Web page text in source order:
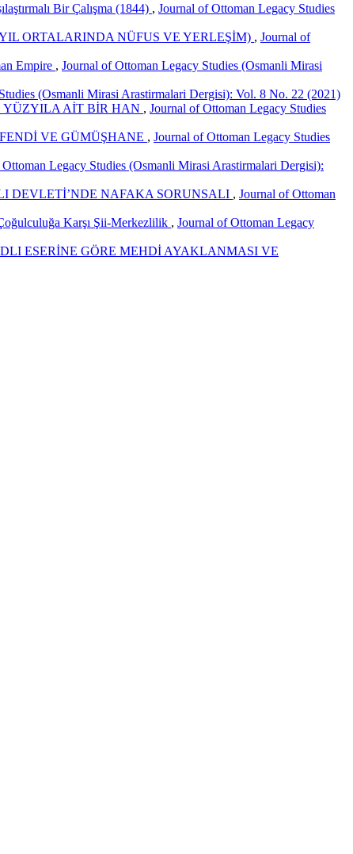
Bir Çalışma (1844) , Journal of Ottoman Legacy Studies
ORTALARINDA NÜFUS VE YERLEŞİM) , Journal of
Empire , Journal of Ottoman Legacy Studies (Osmanli Mirasi
(Osmanli Mirasi Arastirmalari Dergisi): Vol. 8 No. 22 (2021)
YÜZYILA AİT BİR HAN , Journal of Ottoman Legacy Studies
VE GÜMÜŞHANE , Journal of Ottoman Legacy Studies
Legacy Studies (Osmanli Mirasi Arastirmalari Dergisi):
DEVLETİ’NDE NAFAKA SORUNSALI , Journal of Ottoman
Karşı Şii-Merkezlilik , Journal of Ottoman Legacy
ESERİNE GÖRE MEHDİ AYAKLANMASI VE